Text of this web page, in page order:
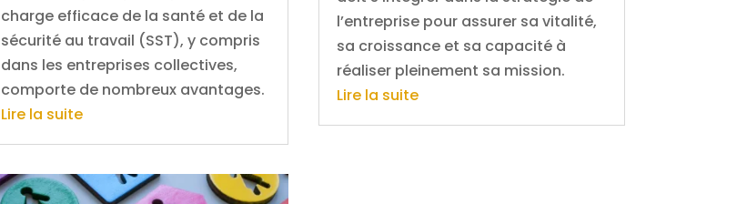
charge efficace de la santé et de la
sécurité au travail (SST), y compris
dans les entreprises collectives,
comporte de nombreux avantages.
Lire la suite
l’entreprise pour assurer sa vitalité,
sa croissance et sa capacité à
réaliser pleinement sa mission.
Lire la suite